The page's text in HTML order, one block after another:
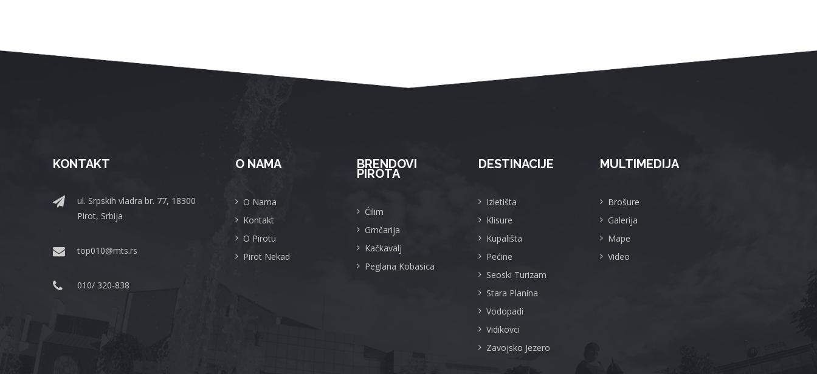
KONTAKT
ul. Srpskih vladra br. 77, 18300
Pirot, Srbija
top010@mts.rs
010/ 320-838
O NAMA
O Nama
Kontakt
O Pirotu
Pirot Nekad
BRENDOVI
PIROTA
Ćilim
Grnčarija
Kačkavalj
Peglana Kobasica
DESTINACIJE
Izletišta
Klisure
Kupališta
Pećine
Seoski Turizam
Stara Planina
Vodopadi
Vidikovci
Zavojsko Jezero
MULTIMEDIJA
Brošure
Galerija
Mape
Video